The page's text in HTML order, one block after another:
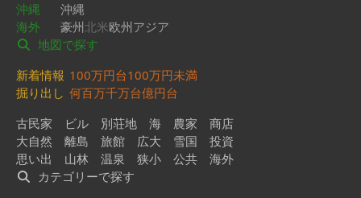
沖縄
沖縄
海外
豪州北米欧州アジア
地図で探す
新着情報 100万円台100万円未満
掘り出し 何百万千万台億円台
古民家
ビル 別荘地 海 農家
商店
大自然
離島 旅館 広大 雪国
投資
思い出
山林 温泉 狭小 公共
海外
カテゴリーで探す